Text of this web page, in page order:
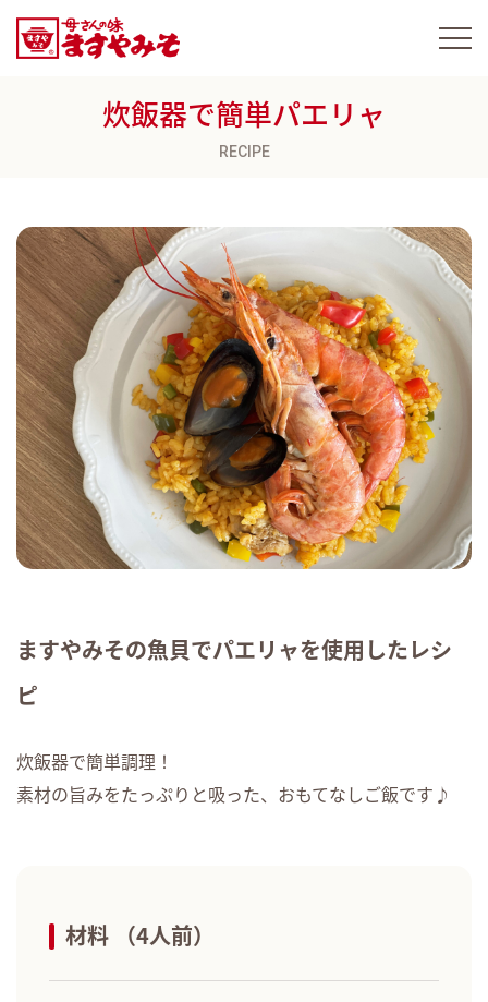
炊飯器で簡単パエリャ
RECIPE
ますやみその魚貝でパエリャを使用したレシ
ピ
炊飯器で簡単調理！
素材の旨みをたっぷりと吸った、おもてなしご飯です♪
材料 （4人前）